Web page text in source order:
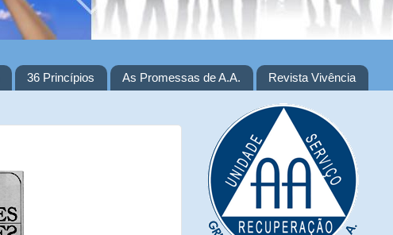
36 Princípios As Promessas de A.A. Revista Vivência